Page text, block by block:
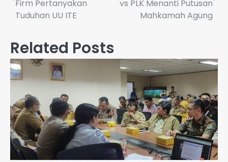
Firm Pertanyakan
Tuduhan UU ITE
vs PLK Menanti Putusan
Mahkamah Agung
Related Posts